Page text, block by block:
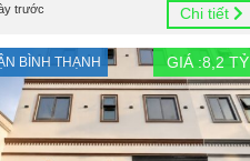
trước Chi tiết
BÌNH THẠNH GIÁ :8,2 TỶ